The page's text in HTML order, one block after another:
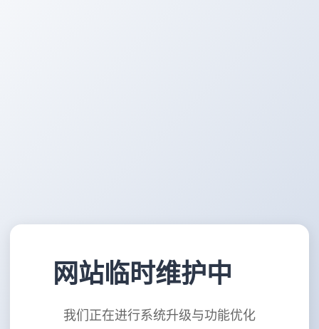
网站临时维护中
我们正在进行系统升级与功能优化